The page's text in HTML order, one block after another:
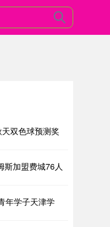
双色球预测奖
斯加盟费城76人
年学子天津学